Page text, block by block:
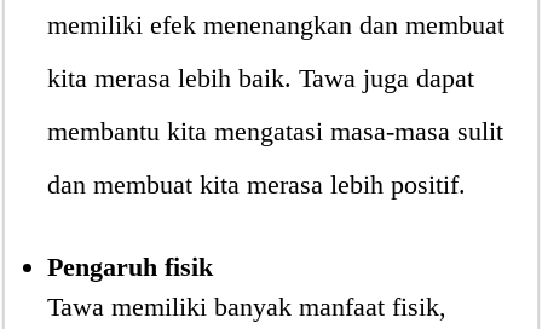
memiliki efek menenangkan dan membuat
kita merasa lebih baik. Tawa juga dapat
membantu kita mengatasi masa-masa sulit
dan membuat kita merasa lebih positif.
Pengaruh fisik
Tawa memiliki banyak manfaat fisik,